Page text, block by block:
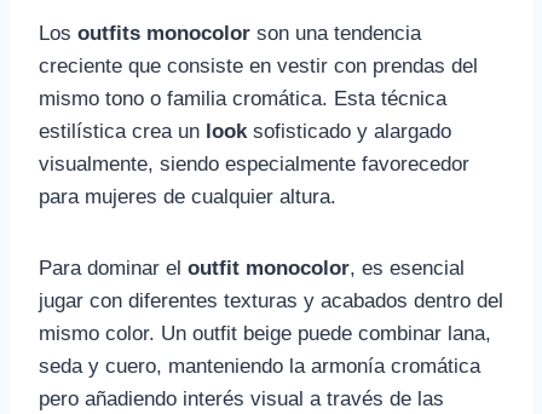
Los outfits monocolor son una tendencia
creciente que consiste en vestir con prendas del
mismo tono o familia cromática. Esta técnica
estilística crea un looksofisticado y alargado
visualmente, siendo especialmente favorecedor
para mujeres de cualquier altura.
Para dominar el outfit monocolor, es esencial
jugar con diferentes texturas y acabados dentro del
mismo color. Un outfit beige puede combinar lana,
seda y cuero, manteniendo la armonía cromática
pero añadiendo interés visual a través de las